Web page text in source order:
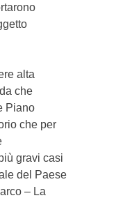
alta
che
Piano
che per
gravi casi
del Paese
– La